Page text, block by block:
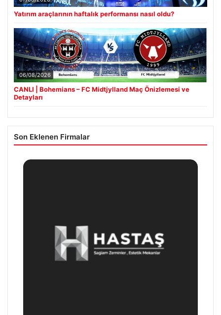
Yatırım araçlarının haftalık performansı nasıl oldu?
06/08/2026
CANLI | Bohemians – FC Midtjylland Maç Önizlemesi ve
Detayları
Son Eklenen Firmalar